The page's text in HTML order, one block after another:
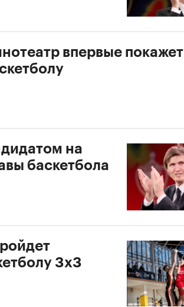
впервые покажет
на
баскетбола
3х3